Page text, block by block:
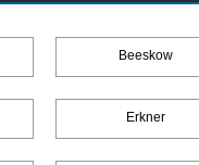
Beeskow
Erkner